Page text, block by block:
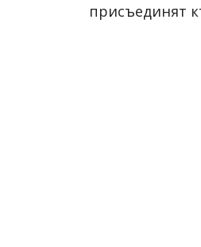
присъединят